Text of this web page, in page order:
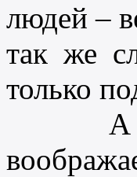
людей –
так же
только
А мы